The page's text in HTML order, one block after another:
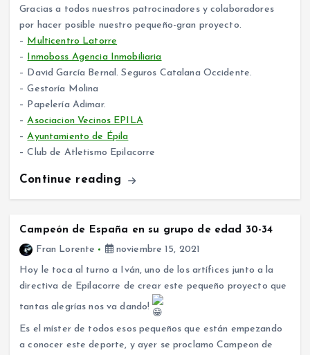
Gracias a todos nuestros patrocinadores y colaboradores
por hacer posible nuestro pequeño-gran proyecto.
– Multicentro Latorre
– Inmoboss Agencia Inmobiliaria
– David García Bernal. Seguros Catalana Occidente.
– Gestoría Molina
– Papelería Adimar.
–Asociacion Vecinos EPILA
–Ayuntamiento de Épila
– Club de Atletismo Epilacorre
Continue reading
Campeón de España en su grupo de edad 30-34
Fran Lorente
noviembre 15, 2021
Hoy le toca al turno a Iván, uno de los artífices junto a la
directiva de Epilacorre de crear este pequeño proyecto que
tantas alegrías nos va dando!
Es el míster de todos esos pequeños que están empezando
a conocer este deporte, y ayer se proclamo Campeon de